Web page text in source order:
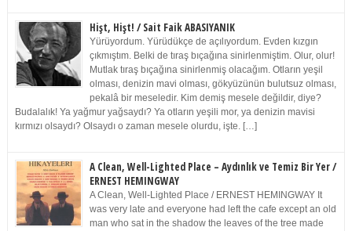
Hişt, Hişt! / Sait Faik ABASIYANIK
Yürüyordum. Yürüdükçe de açılıyordum. Evden kızgın
çıkmıştım. Belki de tıraş bıçağına sinirlenmiştim. Olur, olur!
Mutlak tıraş bıçağına sinirlenmiş olacağım. Otların yeşil
olması, denizin mavi olması, gökyüzünün bulutsuz olması,
pekalâ bir meseledir. Kim demiş mesele değildir, diye?
Budalalık! Ya yağmur yağsaydı? Ya otların yeşili mor, ya denizin mavisi
kırmızı olsaydı? Olsaydı o zaman mesele olurdu, işte. […]
A Clean, Well-Lighted Place – Aydınlık ve Temiz Bir Yer /
ERNEST HEMINGWAY
A Clean, Well-Lighted Place / ERNEST HEMINGWAY It
was very late and everyone had left the cafe except an old
man who sat in the shadow the leaves of the tree made